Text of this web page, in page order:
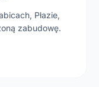
Płazie,
zabudowę.